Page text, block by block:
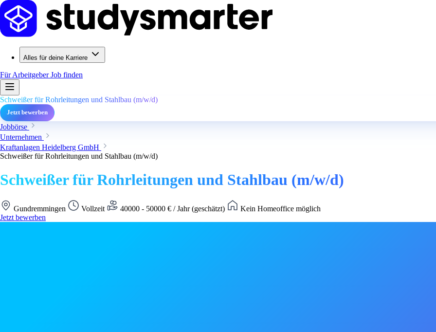
Alles für deine Karriere
Für ArbeitgeberJob finden
Schweißer für Rohrleitungen und Stahlbau (m/w/d)
Jetzt bewerben
Jobbörse
Unternehmen
Kraftanlagen Heidelberg GmbH
Schweißer für Rohrleitungen und Stahlbau (m/w/d)
Schweißer für Rohrleitungen und Stahlbau (m/w/d)
Gundremmingen Vollzeit 40000 - 50000 € / Jahr (geschätzt)
Kein Homeoffice möglich
Jetzt bewerben